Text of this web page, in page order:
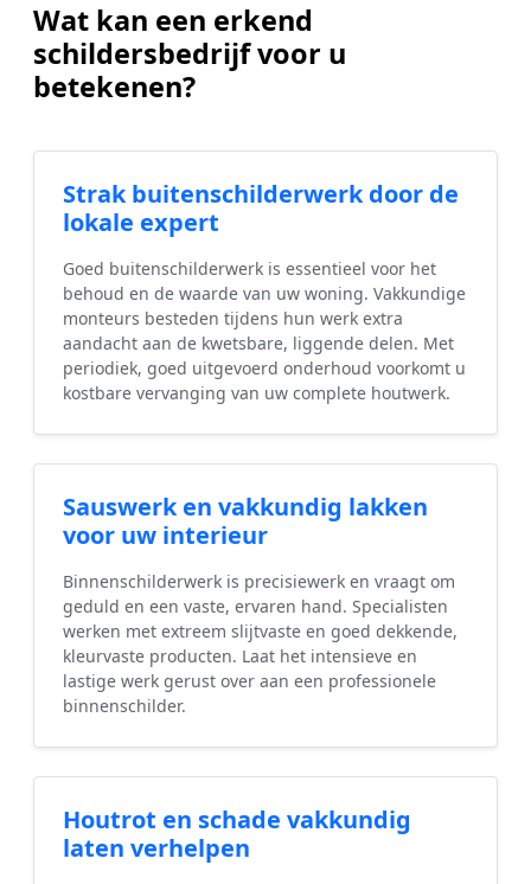
Wat kan een erkend
schildersbedrijf voor u
betekenen?
Strak buitenschilderwerk door de
lokale expert
Goed buitenschilderwerk is essentieel voor het
behoud en de waarde van uw woning. Vakkundige
monteurs besteden tijdens hun werk extra
aandacht aan de kwetsbare, liggende delen. Met
periodiek, goed uitgevoerd onderhoud voorkomt u
kostbare vervanging van uw complete houtwerk.
Sauswerk en vakkundig lakken
voor uw interieur
Binnenschilderwerk is precisiewerk en vraagt om
geduld en een vaste, ervaren hand. Specialisten
werken met extreem slijtvaste en goed dekkende,
kleurvaste producten. Laat het intensieve en
lastige werk gerust over aan een professionele
binnenschilder.
Houtrot en schade vakkundig
laten verhelpen